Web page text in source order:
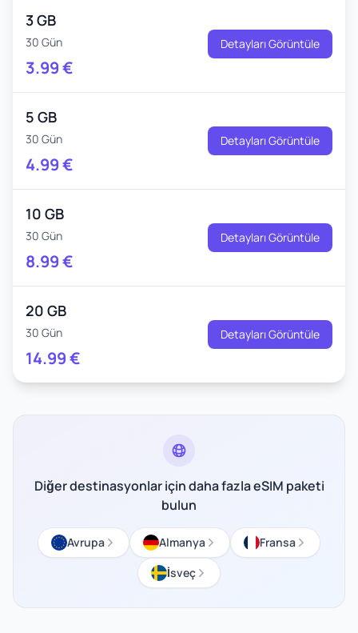
3 GB
30 Gün
3.99€
Detayları Görüntüle
5 GB
30 Gün
4.99€
Detayları Görüntüle
10 GB
30 Gün
8.99€
Detayları Görüntüle
20 GB
30 Gün
14.99€
Detayları Görüntüle
Diğer destinasyonlar için daha fazla eSIM paketi
bulun
Avrupa Almanya
Fransa
İsveç